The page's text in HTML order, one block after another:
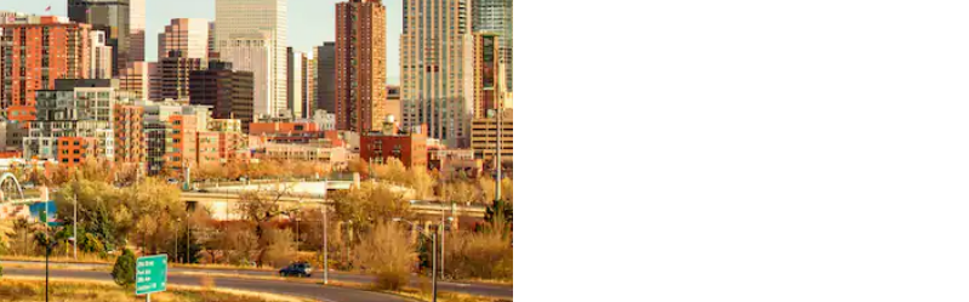
oben und unten oder erkunde die Ergebnisse durch Berühren oder Wischgesten.